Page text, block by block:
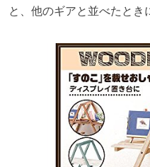
と、他のギアと並べたとき